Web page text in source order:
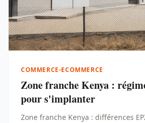
COMMERCE-ECOMMERCE
Zone franche Kenya :
pour s'implanter
Zone franche Kenya : différences